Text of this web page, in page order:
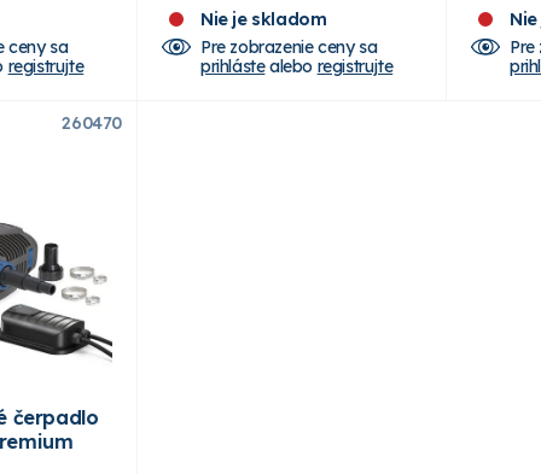
ceny sa
registrujte
Nie je skladom
Pre zobrazenie ceny sa
prihlástealebo registrujte
Pre
260470
čerpadlo